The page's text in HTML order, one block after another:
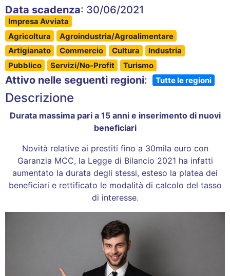
Data scadenza: 30/06/2021
Impresa Avviata
Agricoltura
Agroindustria/Agroalimentare
Artigianato
Commercio Cultura
Industria
Pubblico
Servizi/No-Profit Turismo
Attivo nelle seguenti regioni: Tutte le regioni
Descrizione
Durata massima pari a 15 anni e inserimento di nuovi
beneficiari
Novità relative ai prestiti fino a 30mila euro con
Garanzia MCC, la Legge di Bilancio 2021 ha infatti
aumentato la durata degli stessi, esteso la platea dei
beneficiari e rettificato le modalità di calcolo del tasso
di interesse.